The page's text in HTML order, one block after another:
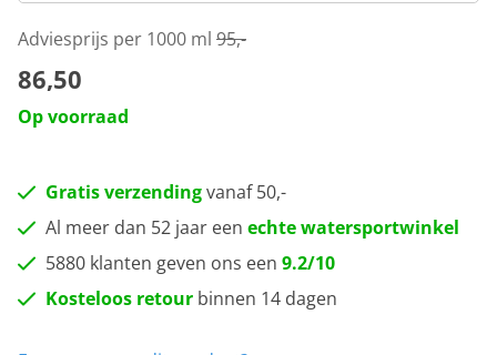
Adviesprijs per 1000 ml 95,-
86,50
Op voorraad
Gratis verzendingvanaf 50,-
Al meer dan 52 jaar een echte watersportwinkel
5880 klanten geven ons een 9.2/10
Kosteloos retour binnen 14 dagen